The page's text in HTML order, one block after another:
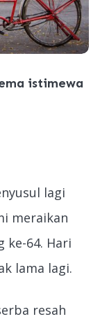
istimewa
lagi
meraikan
ke-64. Hari
lama lagi.
resah